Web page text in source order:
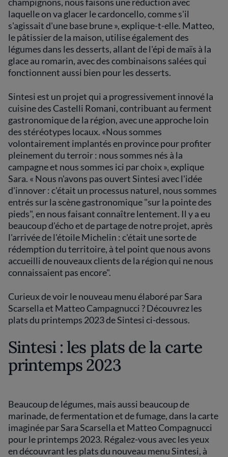
laquelle on va glacer le cardoncello, comme s'il
s'agissait d'une base brune », explique-t-elle. Matteo,
le pâtissier de la maison, utilise également des
légumes dans les desserts, allant de l'épi de maïs à la
glace au romarin, avec des combinaisons salées qui
fonctionnent aussi bien pour les desserts.
Sintesi est un projet qui a progressivement innové la
cuisine des Castelli Romani, contribuant au ferment
gastronomique de la région, avec une approche loin
des stéréotypes locaux. «Nous sommes
volontairement implantés en province pour profiter
pleinement du terroir : nous sommes nés à la
campagne et nous sommes ici par choix », explique
Sara. « Nous n'avons pas ouvert Sintesi avec l'idée
d'innover : c'était un processus naturel, nous sommes
entrés sur la scène gastronomique "sur la pointe des
pieds", en nous faisant connaître lentement. Il y a eu
beaucoup d'écho et de partage de notre projet, après
l'arrivée de l'étoile Michelin : c'était une sorte de
rédemption du territoire, à tel point que nous avons
accueilli de nouveaux clients de la région qui ne nous
connaissaient pas encore".
Curieux de voir le nouveau menu élaboré par Sara
Scarsella et Matteo Campagnucci ? Découvrez les
plats du printemps 2023 de Sintesi ci-dessous.
Sintesi : les plats de la carte
printemps 2023
Beaucoup de légumes, mais aussi beaucoup de
marinade, de fermentation et de fumage, dans la carte
imaginée par Sara Scarsella et Matteo Compagnucci
pour le printemps 2023. Régalez-vous avec les yeux
en découvrant les plats du nouveau menu Sintesi, à